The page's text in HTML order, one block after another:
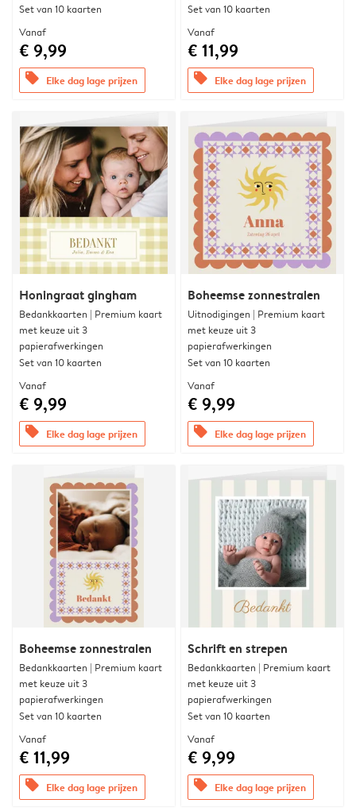
Set van 10 kaarten
Vanaf
€ 9,99
offers Elke dag lage prijzen
Set van 10 kaarten
Vanaf
€ 11,99
offers Elke dag lage prijzen
Honingraat gingham
Bedankkaarten | Premium kaart
met keuze uit 3
papierafwerkingen
Set van 10 kaarten
Vanaf
€ 9,99
offers Elke dag lage prijzen
Boheemse zonnestralen
Uitnodigingen | Premium kaart
met keuze uit 3
papierafwerkingen
Set van 10 kaarten
Vanaf
€ 9,99
offers Elke dag lage prijzen
Boheemse zonnestralen
Bedankkaarten | Premium kaart
met keuze uit 3
papierafwerkingen
Set van 10 kaarten
Vanaf
€ 11,99
offers Elke dag lage prijzen
Schrift en strepen
Bedankkaarten | Premium kaart
met keuze uit 3
papierafwerkingen
Set van 10 kaarten
Vanaf
€ 9,99
offers Elke dag lage prijzen